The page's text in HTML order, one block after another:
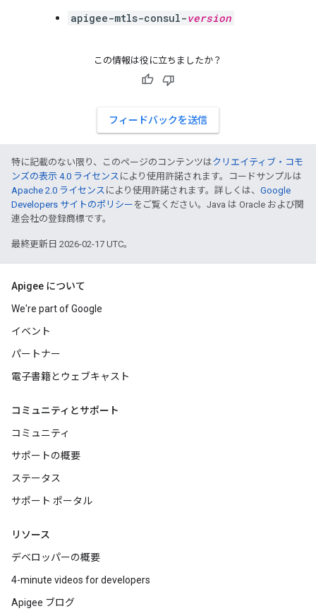
apigee-mtls-consul-version
この情報は役に立ちましたか？
フィードバックを送信
特に記載のない限り、このページのコンテンツはクリエイティブ・コモ
ンズの表示 4.0 ライセンス により使用許諾されます。コードサンプルは
Apache 2.0 ライセンス により使用許諾されます。詳しくは、 Google
Developers サイトのポリシー をご覧ください。Java は Oracle および関
連会社の登録商標です。
最終更新日 2026-02-17 UTC。
Apigee について
We're part of Google
イベント
パートナー
電子書籍とウェブキャスト
コミュニティとサポート
コミュニティ
サポートの概要
ステータス
サポート ポータル
リソース
デベロッパーの概要
4-minute videos for developers
Apigee ブログ